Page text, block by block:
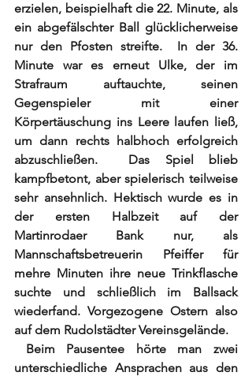
erzielen, beispielhaft die 22. Minute, als
ein abgefälschter Ball glücklicherweise
nur den Pfosten streifte.  In der 36.
Minute war es erneut Ulke, der im
Strafraum auftauchte, seinen
Gegenspieler mit einer
Körpertäuschung ins Leere laufen ließ,
um dann rechts halbhoch erfolgreich
abzuschließen.  Das Spiel blieb
kampfbetont, aber spielerisch teilweise
sehr ansehnlich. Hektisch wurde es in
der ersten Halbzeit auf der
Martinrodaer Bank nur, als
Mannschaftsbetreuerin Pfeiffer für
mehre Minuten ihre neue Trinkflasche
suchte und schließlich im Ballsack
wiederfand. Vorgezogene Ostern also
auf dem Rudolstädter Vereinsgelände.
unterschiedliche Ansprachen aus den